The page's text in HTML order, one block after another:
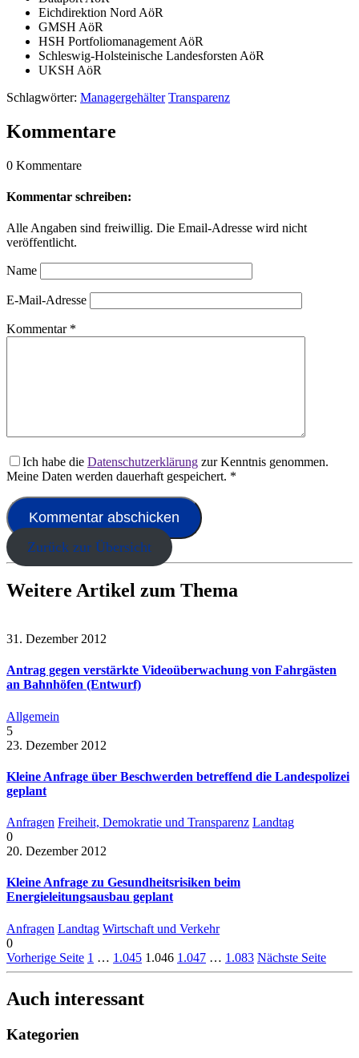
Eichdirektion Nord AöR
GMSH AöR
HSH Portfoliomanagement AöR
Schleswig-Holsteinische Landesforsten AöR
UKSH AöR
Schlagwörter: Managergehälter Transparenz
Kommentare
0 Kommentare
Kommentar schreiben:
Alle Angaben sind freiwillig. Die Email-Adresse wird nicht
veröffentlicht.
Name
E-Mail-Adresse
Kommentar *
Ich habe die Datenschutzerklärung zur Kenntnis genommen.
Meine Daten werden dauerhaft gespeichert. *
Zurück zur Übersicht
Weitere Artikel zum Thema
31. Dezember 2012
Antrag gegen verstärkte Videoüberwachung von Fahrgästen
an Bahnhöfen (Entwurf)
Allgemein
5
23. Dezember 2012
Kleine Anfrage über Beschwerden betreffend die Landespolizei
geplant
Anfragen Freiheit, Demokratie und Transparenz Landtag
0
20. Dezember 2012
Kleine Anfrage zu Gesundheitsrisiken beim
Energieleitungsausbau geplant
Anfragen Landtag Wirtschaft und Verkehr
0
Vorherige Seite 1 … 1.045 1.046 1.047 … 1.083 Nächste Seite
Auch interessant
Kategorien